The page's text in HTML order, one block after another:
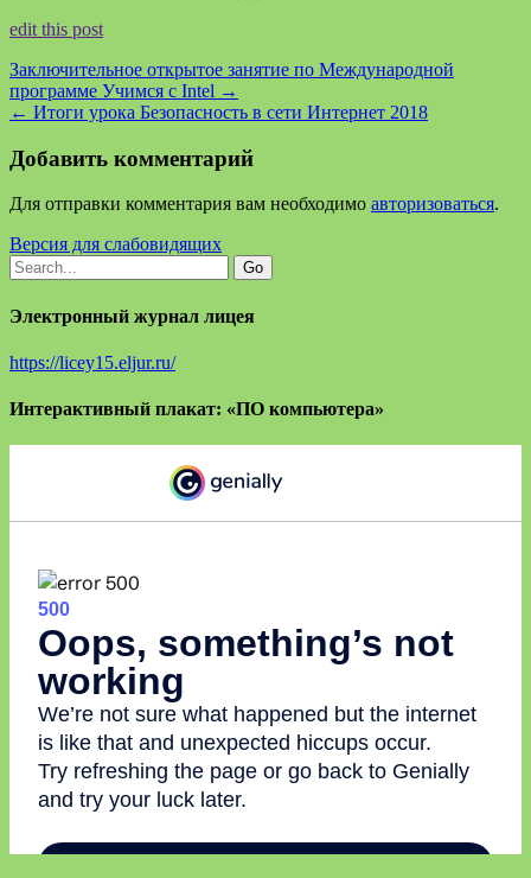
edit this post
Заключительное открытое занятие по Международной
программе Учимся с Intel →
← Итоги урока Безопасность в сети Интернет 2018
Добавить комментарий
Для отправки комментария вам необходимо авторизоваться.
Версия для слабовидящих
Электронный журнал лицея
https://licey15.eljur.ru/
Интерактивный плакат: «ПО компьютера»